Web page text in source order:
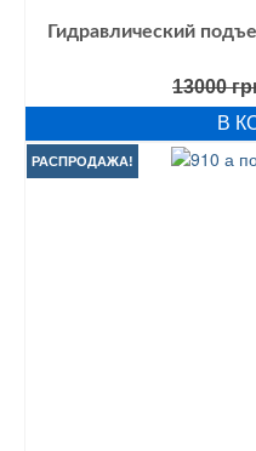
Гидравлический
13000
В
РАСПРОДАЖА!